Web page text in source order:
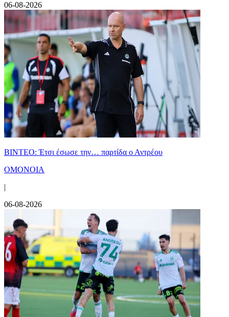
06-08-2026
ΒΙΝΤΕΟ: Έτσι έσωσε την… παρτίδα ο Αντρέου
ΟΜΟΝΟΙΑ
|
06-08-2026